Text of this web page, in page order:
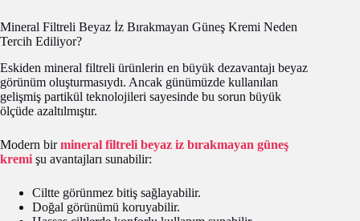
Mineral Filtreli Beyaz İz Bırakmayan Güneş Kremi Neden
Tercih Ediliyor?
Eskiden mineral filtreli ürünlerin en büyük dezavantajı beyaz
görünüm oluşturmasıydı. Ancak günümüzde kullanılan
gelişmiş partikül teknolojileri sayesinde bu sorun büyük
ölçüde azaltılmıştır.
Modern birmineral filtreli beyaz iz bırakmayan güneş
kremi şu avantajları sunabilir:
Ciltte görünmez bitiş sağlayabilir.
Doğal görünümü koruyabilir.